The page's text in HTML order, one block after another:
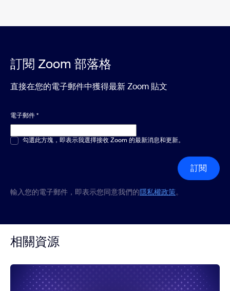
訂閱 Zoom 部落格
直接在您的電子郵件中獲得最新 Zoom 貼文
電子郵件*
多選或單選*
勾選此方塊，即表示我選擇接收 Zoom 的最新消息和更新。
訂閱
輸入您的電子郵件，即表示您同意我們的隱私權政策。
相關資源